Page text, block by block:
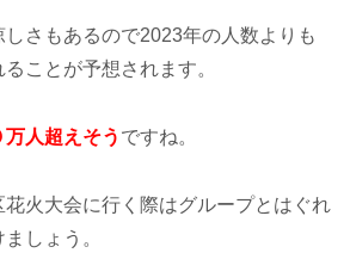
さもあるので2023年の人数よりも
ことが予想されます。
人超えそう ですね。
火大会に行く際はグループとはぐれ
しょう。